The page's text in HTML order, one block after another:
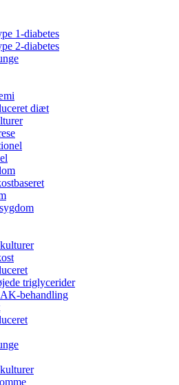
1-diabetes
2-diabetes
diæt
triglycerider
behandling